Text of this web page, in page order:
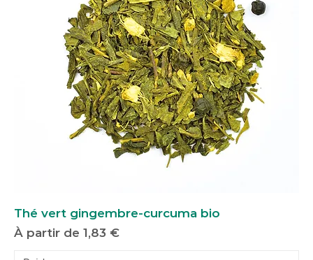
Thé vert gingembre-curcuma bio
À partir de 1,83 €
Prix promotionnel